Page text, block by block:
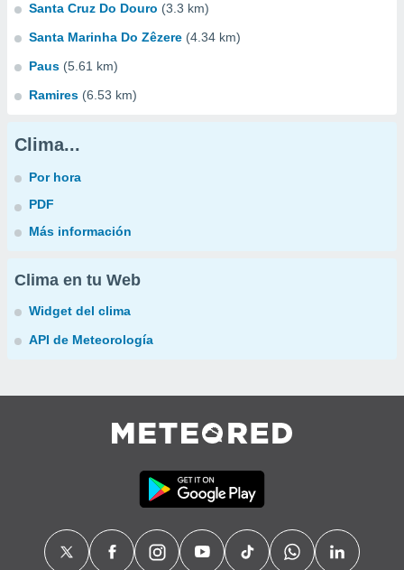
Santa Cruz Do Douro (3.3 km)
Santa Marinha Do Zêzere (4.34 km)
Paus (5.61 km)
Ramires (6.53 km)
Clima...
Por hora
PDF
Más información
Clima en tu Web
Widget del clima
API de Meteorología